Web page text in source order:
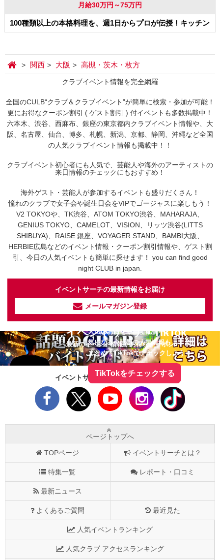
月給30万円～75万円
100種類以上の本格料理を、週1日からプロが伝授！キッチン
関西 大阪 高槻・茨木・枚方
クラブイベント情報を完全網羅
全国のCULB“クラブ＆クラブイベント”が簡単に検索・参加が可能！
更にお得なクーポン割引 ( ゲスト割引 ) 付イベントも多数掲載中！
六本木、渋谷、西麻布、銀座の東京都内クラブイベント情報や、大
阪、名古屋、仙台、博多、札幌、新潟、京都、静岡、沖縄など全国
の人気クラブイベント情報も掲載中！！
クラブイベント初心者にも人気で、芸能人や海外のアーティストの
来日情報のチェックにもおすすめ！
海外ゲスト・芸能人が参加するイベントも盛りだくさん！
憧れのクラブで女子会や誕生日会をVIPでゴージャスに楽しもう！
V2 TOKYOや、TK渋谷、ATOM TOKYO渋谷、MAHARAJA、
GENIUS TOKYO、CAMELOT、VISION、リッツ渋谷(LITTS
SHIBUYA)、RAISE 銀座、VOYAGER STAND、BAMBI大阪、
HERBIE広島などのイベント情報・クーポン割引情報や、ゲスト割
引、今日の人気イベントも簡単に探せます！ you can find good
night CLUB in japan.
イベントサーチの最新情報をお届け
メールマガジン登録
イベントサーチ - TikTok
最新のイベント情報やお得なクーポン
人気のお店を動画で配信中！
気になる今話題の人気情報も
まとめてTikTokでチェックしよう！
TikTokをチェックする
イベントサーチをフォローしよう！
ページトップへ
TOPページ イベントサーチとは？
特集一覧 レポート・口コミ
最新ニュース
よくあるご質問 最近見た
人気イベントランキング
人気クラブ アクセスランキング